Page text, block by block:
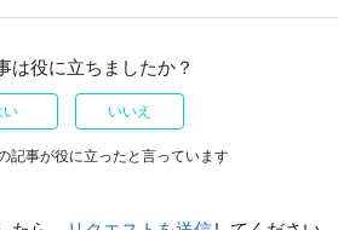
は役に立ちましたか？
い いいえ
記事が役に立ったと言っています